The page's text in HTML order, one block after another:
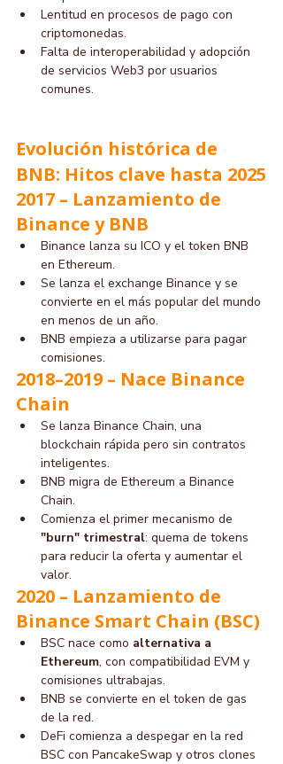
Lentitud en procesos de pago con
criptomonedas.
Falta de interoperabilidad y adopción
de servicios Web3 por usuarios
comunes.
Evolución histórica de
BNB: Hitos clave hasta 2025
2017 – Lanzamiento de
Binance y BNB
Binance lanza su ICO y el token BNB
en Ethereum.
Se lanza el exchange Binance y se
convierte en el más popular del mundo
en menos de un año.
BNB empieza a utilizarse para pagar
comisiones.
2018–2019 – Nace Binance
Chain
Se lanza Binance Chain, una
blockchain rápida pero sin contratos
inteligentes.
BNB migra de Ethereum a Binance
Chain.
Comienza el primer mecanismo de
"burn" trimestral: quema de tokens
para reducir la oferta y aumentar el
valor.
2020 – Lanzamiento de
Binance Smart Chain (BSC)
BSC nace como alternativa a
Ethereum, con compatibilidad EVM y
comisiones ultrabajas.
BNB se convierte en el token de gas
de la red.
DeFi comienza a despegar en la red
BSC con PancakeSwap y otros clones